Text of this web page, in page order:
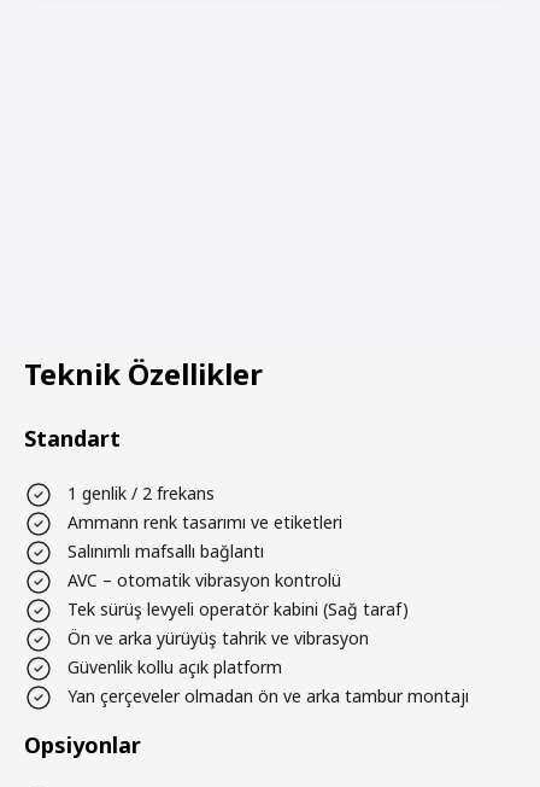
Teknik Özellikler
Standart
1 genlik / 2 frekans
Ammann renk tasarımı ve etiketleri
Salınımlı mafsallı bağlantı
AVC – otomatik vibrasyon kontrolü
Tek sürüş levyeli operatör kabini (Sağ taraf)
Ön ve arka yürüyüş tahrik ve vibrasyon
Güvenlik kollu açık platform
Yan çerçeveler olmadan ön ve arka tambur montajı
Opsiyonlar